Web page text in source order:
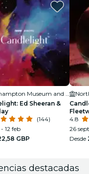
Ed Sheeran &
(144)
12 feb
GBP
4.8
26
Desde
destacadas